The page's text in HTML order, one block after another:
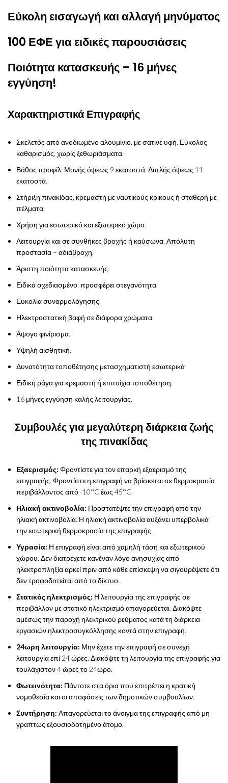
Εύκολη εισαγωγή και αλλαγή μηνύματος
100 ΕΦΕ για ειδικές παρουσιάσεις
Ποιότητα κατασκευής – 16 μήνες
εγγύηση!
Χαρακτηριστικά Επιγραφής
Σκελετός από ανοδιωμένο αλουμίνιο, με σατινέ υφή. Εύκολος
καθαρισμός, χωρίς ξεθωριάσματα.
Βάθος προφίλ: Μονής όψεως 9 εκατοστά. Διπλής όψεως 11
εκατοστά.
Στήριξη πινακίδας, κρεμαστή με ναυτικούς κρίκους ή σταθερή με
πέλματα.
Χρήση για εσωτερικό και εξωτερικό χώρο.
Λειτουργία και σε συνθήκες βροχής ή καύσωνα. Απόλυτη
προστασία – αδιάβροχη.
Άριστη ποιότητα κατασκευής.
Ειδικά σχεδιασμένο, προσφέρει στεγανότητα.
Ευκολία συναρμολόγησης.
Ηλεκτροστατική βαφή σε διάφορα χρώματα.
Άψογο φινίρισμα.
Υψηλή αισθητική.
Δυνατότητα τοποθέτησης μετασχηματιστή εσωτερικά
Ειδική ράγα για κρεμαστή ή επιτοίχια τοποθέτηση.
16 μήνες εγγύηση καλής λειτουργίας.
Συμβουλές για μεγαλύτερη διάρκεια ζωής
της πινακίδας
Εξαερισμός: Φροντίστε για τον επαρκή εξαερισμό της
επιγραφής. Φροντίστε η επιγραφή να βρίσκεται σε θερμοκρασία
περιβάλλοντος από -10°C έως 45°C.
Ηλιακή ακτινοβολία: Προστατέψτε την επιγραφή από την
ηλιακή ακτινοβολία. Η ηλιακή ακτινοβολία αυξάνει υπερβολικά
την εσωτερική θερμοκρασία της επιγραφής.
Υγρασία: Η επιγραφή είναι από χαμηλή τάση και εξωτερικού
χώρου. Δεν διατρέχετε κανέναν λόγο ανησυχίας από
ηλεκτροπληξία αρκεί πριν από κάθε επίσκεψη να σιγουρέψετε ότι
δεν τροφοδοτείται από το δίκτυο.
Στατικός ηλεκτρισμός: Η λειτουργία της επιγραφής σε
περιβάλλον με στατικό ηλεκτρισμό απαγορεύεται. Διακόψτε
αμέσως την παροχή ηλεκτρικού ρεύματος κατά τη διάρκεια
εργασιών ηλεκτροσυγκόλλησης κοντά στην επιγραφή.
24ωρη λειτουργία: Μην έχετε την επιγραφή σε συνεχή
λειτουργία επί 24 ώρες. Διακόψτε τη λειτουργία της επιγραφής για
τουλάχιστον 4 ώρες το 24ωρο.
Φωτεινότητα: Πάντοτε στα όρια που επιτρέπει η κρατική
νομοθεσία και οι αποφάσεις των δημοτικών συμβουλίων.
Συντήρηση: Απαγορεύεται το άνοιγμα της επιγραφής από μη
γραπτώς εξουσιοδοτημένο άτομο.